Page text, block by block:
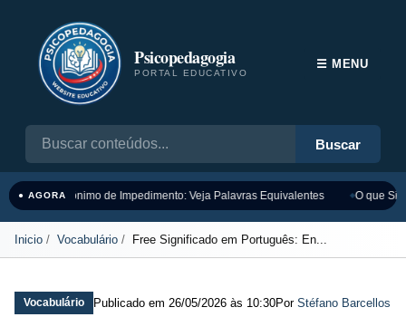
Psicopedagogia
PORTAL EDUCATIVO
Buscar
☰ MENU
● AGORASinônimo de Impedimento: Veja Palavras Equivalentes O que
Inicio Vocabulário Free Significado em Português: En...
Vocabulário Publicado em 26/05/2026 às 10:30Por Stéfano Barcellos